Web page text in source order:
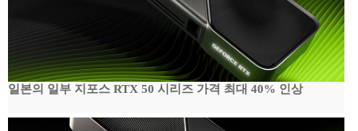
일본의 일부 지포스 RTX 50 시리즈 가격 최대 40% 인상